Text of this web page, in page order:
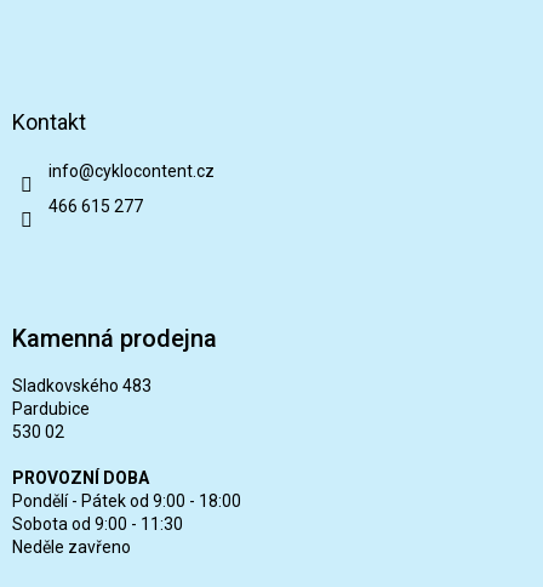
Kontakt
info@cyklocontent.cz
466 615 277
Kamenná prodejna
Sladkovského 483
Pardubice
530 02
PROVOZNÍ DOBA
Pondělí - Pátek od 9:00 - 18:00
Sobota od 9:00 - 11:30
Neděle zavřeno